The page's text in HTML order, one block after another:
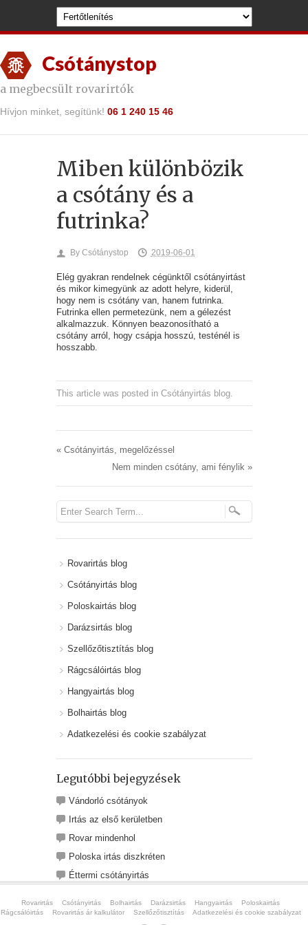
Csótánystop
a megbecsült rovarirtók
Hívjon minket, segítünk! 06 1 240 15 46
Miben különbözik
a csótány és a
futrinka?
By Csótánystop 2019-06-01
Elég gyakran rendelnek cégünktől csótányirtást
és mikor kimegyünk az adott helyre, kiderül,
hogy nem is csótány van, hanem futrinka.
Futrinka ellen permetezünk, nem a gélezést
alkalmazzuk. Könnyen beazonosítható a
csótány arról, hogy csápja hosszú, testénél is
hosszabb.
This article was posted in Csótányirtás blog.
«Csótányirtás, megelőzéssel
Nem minden csótány, ami fénylik »
Rovarirtás blog
Csótányirtás blog
Poloskairtás blog
Darázsirtás blog
Szellőzőtisztítás blog
Rágcsálóirtás blog
Hangyairtás blog
Bolhairtás blog
Adatkezelési és cookie szabályzat
Legutóbbi bejegyzések
Vándorló csótányok
Irtás az első kerületben
Rovar mindenhol
Poloska irtás diszkréten
Éttermi csótányirtás
Rovarirtás Csótányirtás Bolhairtás Darázsirtás Hangyairtás
Poloskairtás
Rágcsálóirtás
Rovarirtás ár kalkulátor Szellőzőtisztítás Adatkezelési és cookie szabályzat